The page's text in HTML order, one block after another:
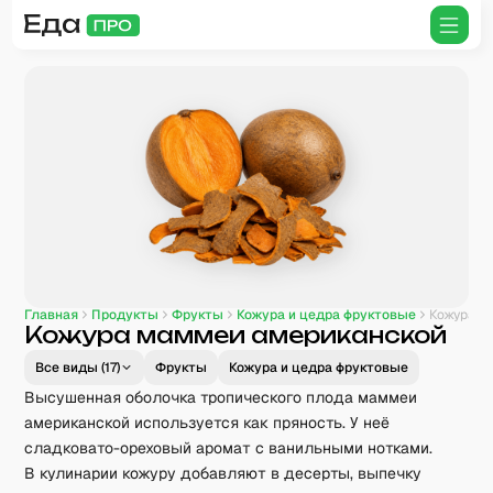
Главная Продукты Фрукты Кожура и цедра фруктовые
Кожура маммеи американской
Все виды (17) Фрукты Кожура и цедра фруктовые
Высушенная оболочка тропического плода маммеи
американской используется как пряность. У неё
сладковато-ореховый аромат с ванильными нотками.
В кулинарии кожуру добавляют в десерты, выпечку